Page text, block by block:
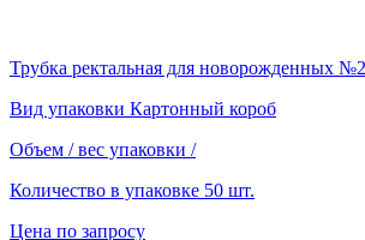
Трубка ректальная для новорожденных
Вид упаковки Картонный короб
Объем / вес упаковки /
Количество в упаковке 50 шт.
Цена по запросу